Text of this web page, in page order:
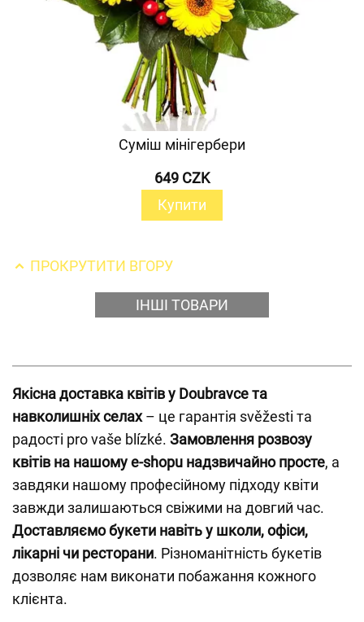
Суміш мінігербери
649 CZK
Купити
ПРОКРУТИТИ ВГОРУ
ІНШІ ТОВАРИ
Якісна доставка квітів у Doubravce та
навколишніх селах– це гарантія svěžesti та
радості pro vaše blízké. Замовлення розвозу
квітів на нашому e-shopu надзвичайно просте, а
завдяки нашому професійному підходу квіти
завжди залишаються свіжими на довгий час.
Доставляємо букети навіть у школи, офіси,
лікарні чи ресторани. Різноманітність букетів
дозволяє нам виконати побажання кожного
клієнта.